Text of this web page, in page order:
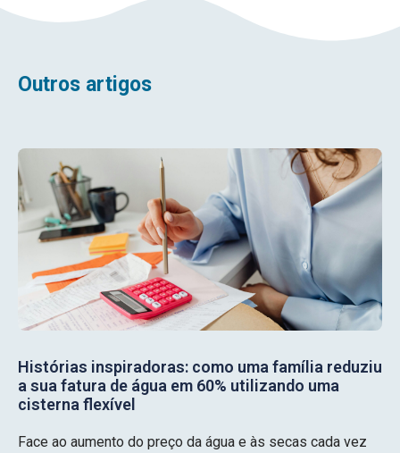
Outros artigos
Histórias inspiradoras: como uma família reduziu
a sua fatura de água em 60% utilizando uma
cisterna flexível
Face ao aumento do preço da água e às secas cada vez